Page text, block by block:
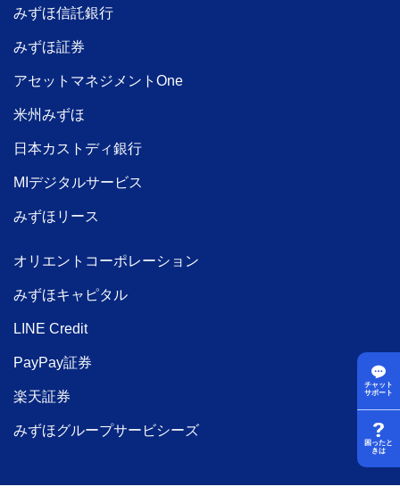
チャット
サポート
困ったと
きは
みずほ信託銀行
みずほ証券
アセットマネジメントOne
米州みずほ
日本カストディ銀行
MIデジタルサービス
みずほリース
オリエントコーポレーション
みずほキャピタル
LINE Credit
PayPay証券
楽天証券
みずほグループサービシーズ